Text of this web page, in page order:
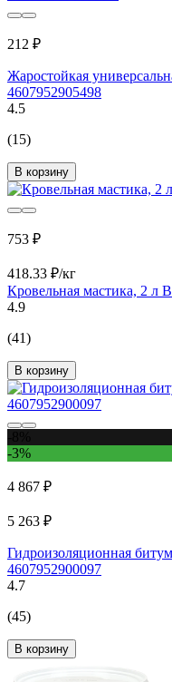
212 ₽
Жаростойкая
4607952905498
4.5
(15)
В корзину
753 ₽
418.33 ₽/кг
Кровельная мастика, 2 л
4.9
(41)
В корзину
-3%
4 867 ₽
5 263 ₽
Гидроизоляционная
4607952900097
4.7
(45)
В корзину